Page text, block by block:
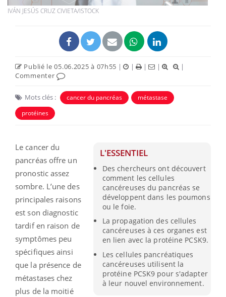
IVÁN JESÚS CRUZ CIVIETA/ISTOCK
Publié le 05.06.2025 à 07h55 | | | |
|
Commenter
Mots clés : cancer du pancréas
métastase
protéines
L'ESSENTIEL
Des chercheurs ont découvert
comment les cellules
cancéreuses du pancréas se
développent dans les poumons
ou le foie.
La propagation des cellules
cancéreuses à ces organes est
en lien avec la protéine PCSK9.
Les cellules pancréatiques
cancéreuses utilisent la
protéine PCSK9 pour s'adapter
à leur nouvel environnement.
Le cancer du
pancréas offre un
pronostic assez
sombre. L’une des
principales raisons
est son diagnostic
tardif en raison de
symptômes peu
spécifiques ainsi
que la présence de
métastases chez
plus de la moitié